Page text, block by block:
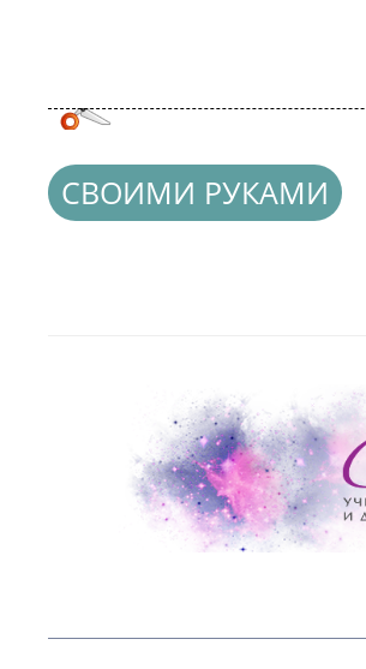
СВОИМИ РУКАМИ